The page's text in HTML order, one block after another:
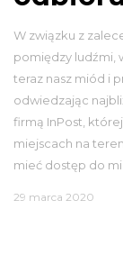
W związku z
pomiędzy ludźmi,
teraz nasz miód i
odwiedzając
firmą InPost,
miejscach na
mieć dostęp do
29 marca 2020